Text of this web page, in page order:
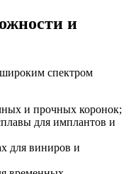
и
спектром
и прочных коронок;
для имплантов и
для виниров и